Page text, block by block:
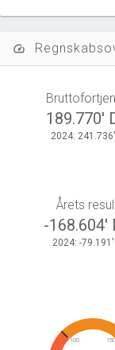
speed
189.770'
2024:
Årets
-168.604'
2024: -79.191'
100 150